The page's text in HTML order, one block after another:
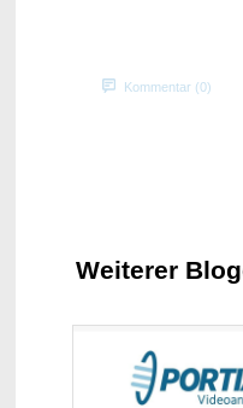
Kommentar (0)
Weiterer